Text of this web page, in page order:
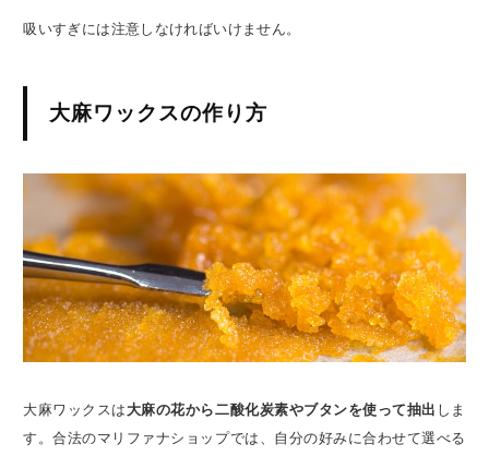
吸いすぎには注意しなければいけません。
大麻ワックスの作り方
大麻ワックスは大麻の花から二酸化炭素やブタンを使って抽出 しま
す。合法のマリファナショップでは、自分の好みに合わせて選べる